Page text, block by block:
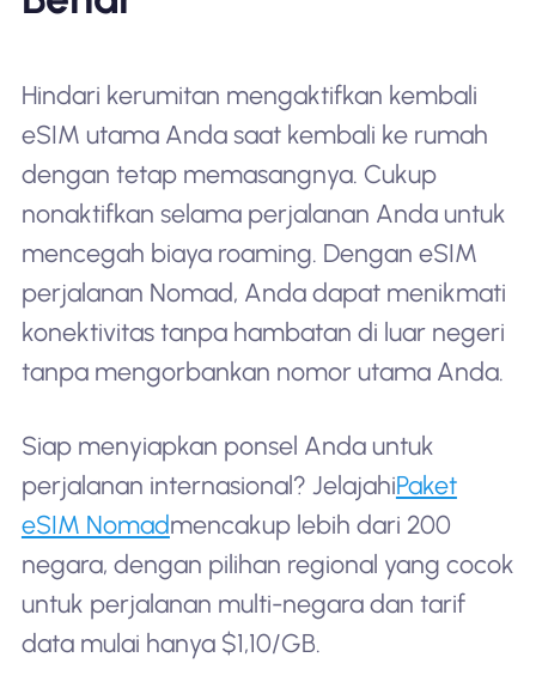
Hindari kerumitan mengaktifkan kembali
eSIM utama Anda saat kembali ke rumah
dengan tetap memasangnya. Cukup
nonaktifkan selama perjalanan Anda untuk
mencegah biaya roaming. Dengan eSIM
perjalanan Nomad, Anda dapat menikmati
konektivitas tanpa hambatan di luar negeri
tanpa mengorbankan nomor utama Anda.
Siap menyiapkan ponsel Anda untuk
perjalanan internasional? JelajahiPaket
eSIM Nomadmencakup lebih dari 200
negara, dengan pilihan regional yang cocok
untuk perjalanan multi-negara dan tarif
data mulai hanya $1,10/GB.